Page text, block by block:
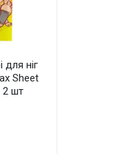
для ніг
Sheet
2 шт